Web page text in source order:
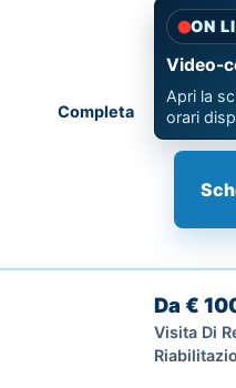
Completa
ON
Video-
Apri la
orari
Da €
Visita Di